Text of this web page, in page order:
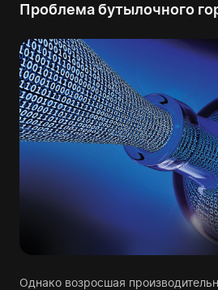
Проблема бутылочного
Однако возросшая